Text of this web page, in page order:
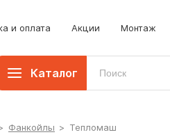
и оплата Акции Монтаж
Каталог
Фанкойлы > Тепломаш